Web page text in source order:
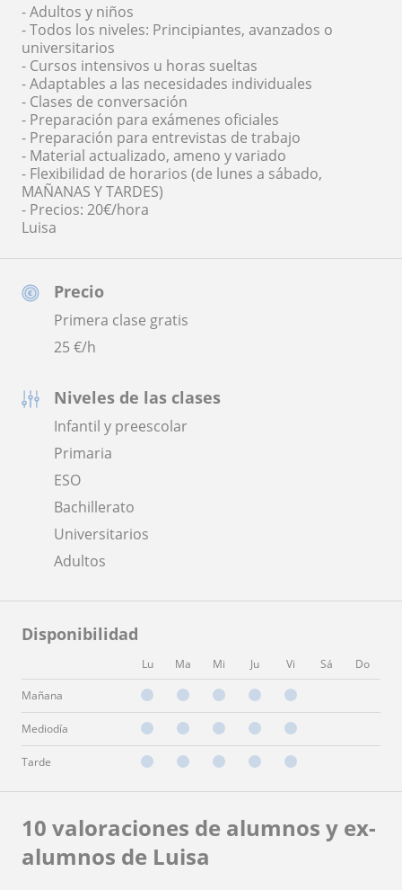
Precio
Primera clase gratis
25€/h
Niveles de las clases
Infantil y preescolar
Primaria
ESO
Bachillerato
Universitarios
Adultos
Disponibilidad
Lu Ma Mi Ju Vi Sá Do
Mañana
Mediodía
Tarde
- Adultos y niños
- Todos los niveles: Principiantes, avanzados o
universitarios
- Cursos intensivos u horas sueltas
- Adaptables a las necesidades individuales
- Clases de conversación
- Preparación para exámenes oficiales
- Preparación para entrevistas de trabajo
- Material actualizado, ameno y variado
- Flexibilidad de horarios (de lunes a sábado,
MAÑANAS Y TARDES)
- Precios: 20€/hora
Luisa
10 valoraciones de alumnos y ex-
alumnos de Luisa